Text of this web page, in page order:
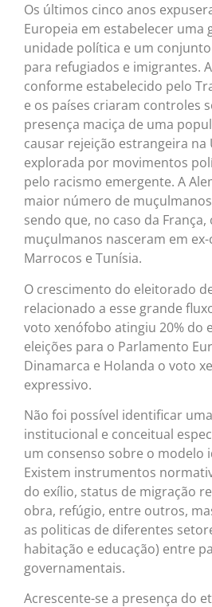
Os últimos cinco anos
Europeia em estabelecer uma
unidade política e um
para refugiados e imigrantes.
conforme estabelecido pelo
e os países criaram controles
presença maciça de uma
causar rejeição estrangeira
explorada por movimentos
pelo racismo emergente. A
maior número de
sendo que, no caso da
muçulmanos nasceram em
Marrocos e Tunísia.
O crescimento do eleitorado
relacionado a esse grande
voto xenófobo atingiu 20% do
eleições para o Parlamento
Dinamarca e Holanda o voto
expressivo.
Não foi possível identificar
institucional e conceitual
um consenso sobre o modelo
Existem instrumentos
do exílio, status de migração
obra, refúgio, entre outros,
as politicas de diferentes
habitação e educação) entre
governamentais.
Acrescente-se a presença do